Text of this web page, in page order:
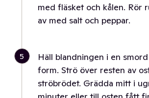
med fläsket och kålen. Rör
av med salt och peppar.
5
Häll blandningen i en
form. Strö över resten av
ströbrödet. Grädda mitt i